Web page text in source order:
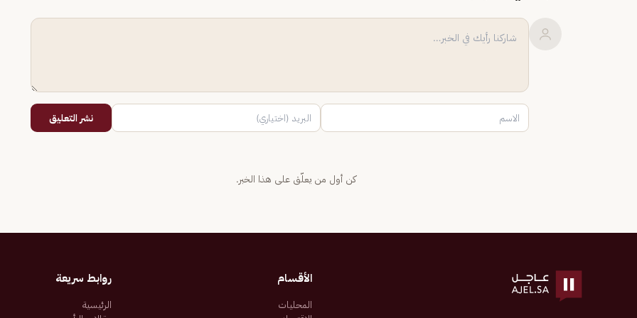
نشر التعليق
كن أول من يعلّق على هذا الخبر.
الأقسام
المحليات
روابط سريعة
الرئيسية